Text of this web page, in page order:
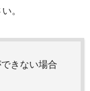
。
きない場合